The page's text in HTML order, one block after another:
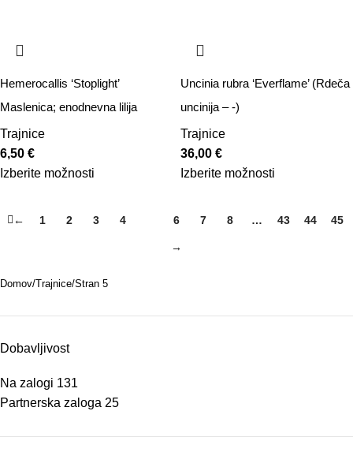
Domov Trajnice Stran 5
Dobavljivost
Na zalogi 131
Partnerska zaloga 25
Hemerocallis ‘Stoplight’
Maslenica; enodnevna lilija
Trajnice
6,50 €
Izberite možnosti
Uncinia rubra ‘Everflame’ (Rdeča
uncinija – -)
Trajnice
36,00 €
Izberite možnosti
← 1 2 3 4 6 7 8 … 43 44 45
→